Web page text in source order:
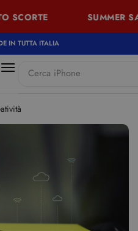
SUMMER
IN TUTTA ITALIA
Cerca iPhone